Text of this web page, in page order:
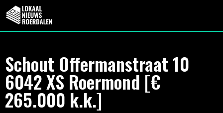
Schout Offermanstraat 10
6042 XS Roermond [€
265.000 k.k.]